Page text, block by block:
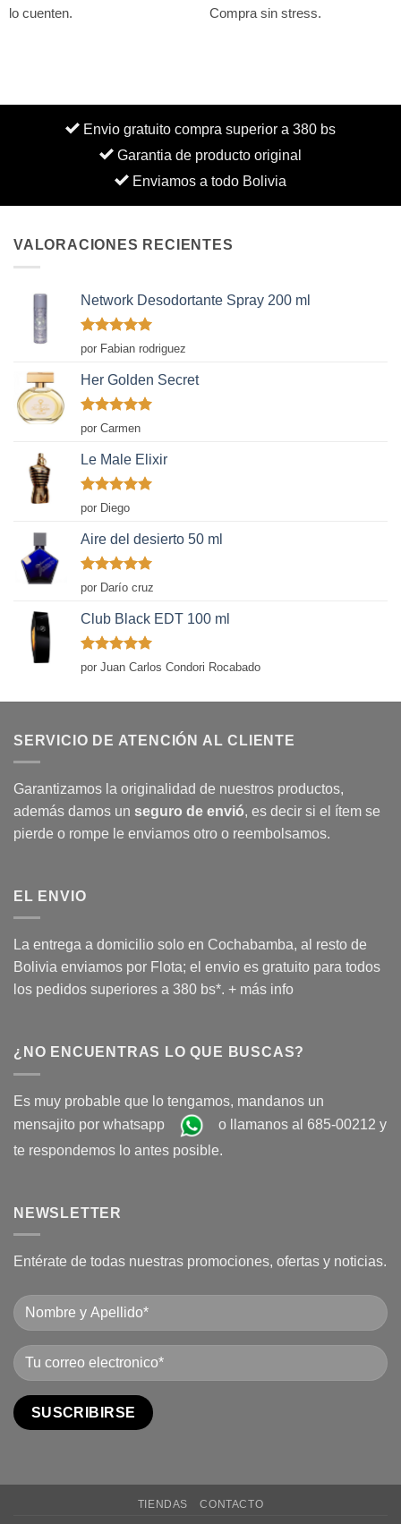
lo cuenten.
Compra sin stress.
Envio gratuito compra superior a 380 bs
Garantia de producto original
Enviamos a todo Bolivia
VALORACIONES RECIENTES
Network Desodortante Spray 200 ml
Valorado
con
por Fabian rodriguez
Her Golden Secret
Valorado
con
por Carmen
Le Male Elixir
Valorado
con
de 5
por Diego
Aire del desierto 50 ml
Valorado
con
por Darío cruz
Club Black EDT 100 ml
Valorado
con
por Juan Carlos Condori Rocabado
SERVICIO DE ATENCIÓN AL CLIENTE
Garantizamos la originalidad de nuestros productos,
además damos un seguro de envió, es decir si el ítem se
pierde o rompe le enviamos otro o reembolsamos.
EL ENVIO
La entrega a domicilio solo en Cochabamba, al resto de
Bolivia enviamos por Flota; el envio es gratuito para todos
los pedidos superiores a 380 bs*. + más info
¿NO ENCUENTRAS LO QUE BUSCAS?
Es muy probable que lo tengamos, mandanos un
mensajito por whatsapp
o llamanos al 685-00212 y
te respondemos lo antes posible.
NEWSLETTER
Entérate de todas nuestras promociones, ofertas y noticias.
TIENDAS CONTACTO